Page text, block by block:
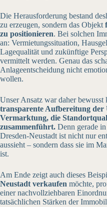
Die Herausforderung bestand
zu erzeugen, sondern das Objekt
zu positionieren. Bei solchen
an: Vermietungssituation,
Lagequalität und zukünftige
vermittelt werden. Genau das
Anlageentscheidung nicht
wollen.
Unser Ansatz war daher bewusst
transparente Aufbereitung der
Vermarktung, die
zusammenführt. Denn gerade
Dresden-Neustadt ist nicht nur
aussieht – sondern dass sie im
ist.
Am Ende zeigt auch dieses
Neustadt verkaufen möchte,
einer nachvollziehbaren
tatsächlichen Stärken der